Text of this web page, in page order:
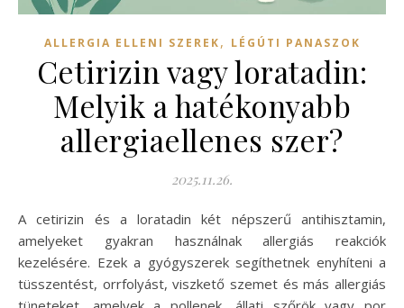
ALLERGIA ELLENI SZEREK, LÉGÚTI PANASZOK
Cetirizin vagy loratadin:
Melyik a hatékonyabb
allergiaellenes szer?
2025.11.26.
A cetirizin és a loratadin két népszerű antihisztamin,
amelyeket gyakran használnak allergiás reakciók
kezelésére. Ezek a gyógyszerek segíthetnek enyhíteni a
tüsszentést, orrfolyást, viszkető szemet és más allergiás